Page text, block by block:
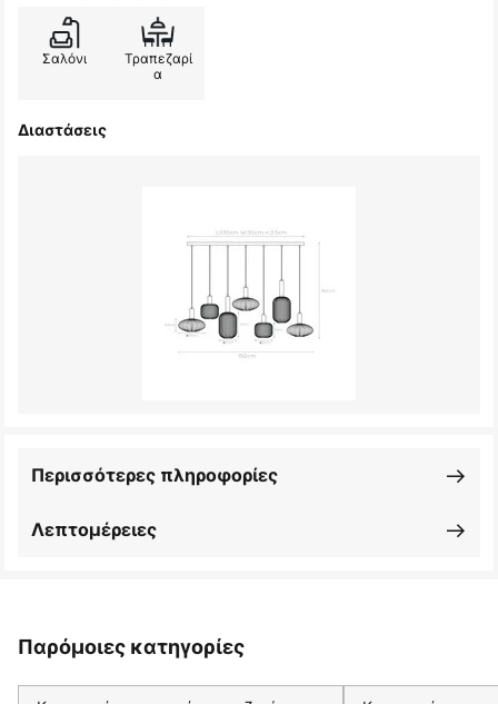
Σαλόνι
Τραπεζαρί
α
Διαστάσεις
Λεπτομέρειες
Περισσότερες πληροφορίες
Παρόμοιες κατηγορίες